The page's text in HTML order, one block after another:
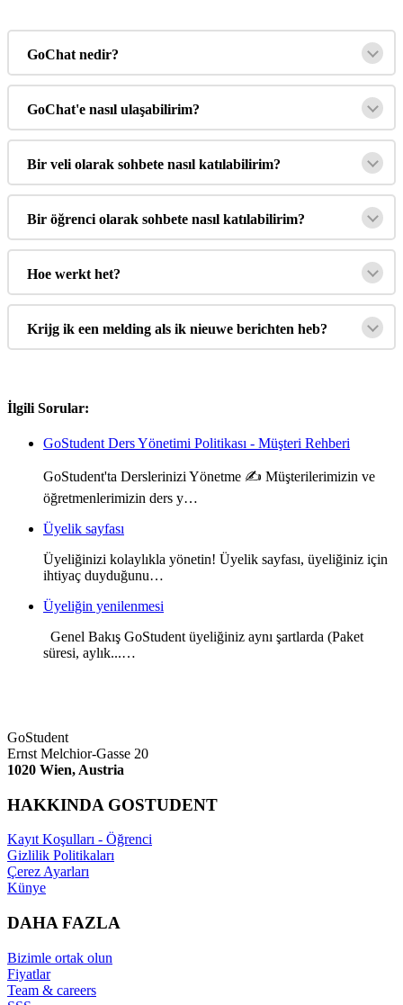
GoChat nedir?
GoChat'e nasıl ulaşabilirim?
Bir veli olarak sohbete nasıl katılabilirim?
Bir öğrenci olarak sohbete nasıl katılabilirim?
Hoe werkt het?
Krijg ik een melding als ik nieuwe berichten heb?
İlgili Sorular:
GoStudent Ders Yönetimi Politikası - Müşteri Rehberi
GoStudent'ta Derslerinizi Yönetme ✍️ Müşterilerimizin ve
öğretmenlerimizin ders y…
Üyelik sayfası
Üyeliğinizi kolaylıkla yönetin! Üyelik sayfası, üyeliğiniz için
ihtiyaç duyduğunu…
Üyeliğin yenilenmesi
Genel Bakış GoStudent üyeliğiniz aynı şartlarda (Paket
süresi, aylık...…
GoStudent
Ernst Melchior-Gasse 20
1020 Wien, Austria
HAKKINDA GOSTUDENT
Kayıt Koşulları - Öğrenci
Gizlilik Politikaları
Çerez Ayarları
Künye
DAHA FAZLA
Bizimle ortak olun
Fiyatlar
Team & careers